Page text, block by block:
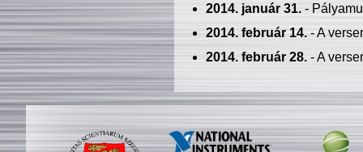
2014. január 31.-
2014. február 14.- A
2014. február 28.- A